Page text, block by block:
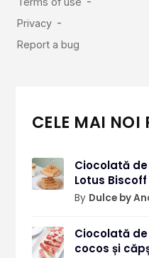
CELE MAI NOI
Ciocolată
Lotus Biscoff
By Dulce by
Ciocolată
cocos și